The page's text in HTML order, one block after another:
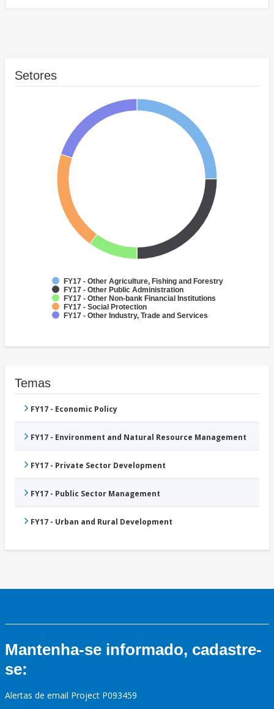
Setores
FY17 - Other Agriculture, Fishing and Forestry
FY17 - Other Public Administration
FY17 - Other Non-bank Financial Institutions
FY17 - Social Protection
FY17 - Other Industry, Trade and Services
Temas
FY17 - Economic Policy
FY17 - Environment and Natural Resource Management
FY17 - Private Sector Development
FY17 - Public Sector Management
FY17 - Urban and Rural Development
Mantenha-se informado, cadastre-
se:
Alertas de email Project P093459